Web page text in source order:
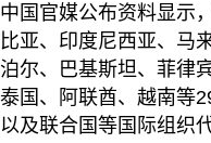
中国官媒公布资料显示
比亚、印度尼西亚、马
泊尔、巴基斯坦、菲律
泰国、阿联酋、越南等
以及联合国等国际组织